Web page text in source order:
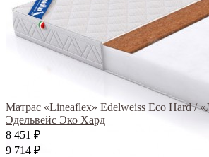
Матрас «Lineaflex» Edelweiss Eco Hard /
Эдельвейс Эко Хард
8 451
₽
9 714 ₽